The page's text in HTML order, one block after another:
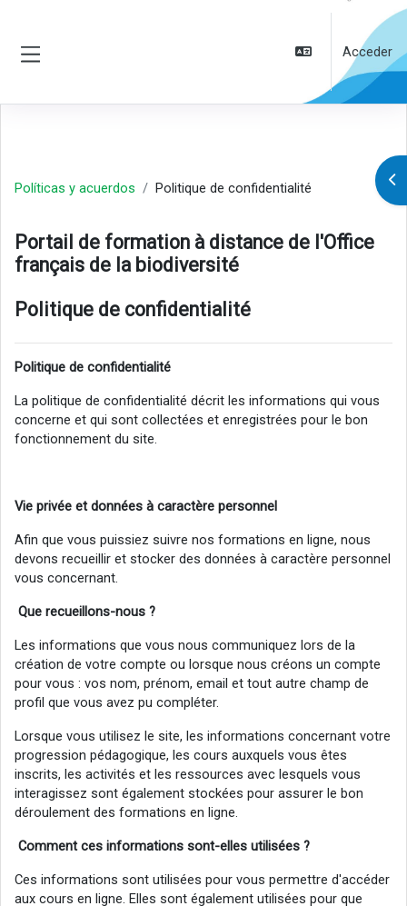
Acceder
Políticas y acuerdos Politique de confidentialité
Portail de formation à distance de l'Office
français de la biodiversité
Politique de confidentialité
Politique de confidentialité
La politique de confidentialité décrit les informations qui vous
concerne et qui sont collectées et enregistrées pour le bon
fonctionnement du site.
Vie privée et données à caractère personnel
Afin que vous puissiez suivre nos formations en ligne, nous
devons recueillir et stocker des données à caractère personnel
vous concernant.
Que recueillons-nous ?
Les informations que vous nous communiquez lors de la
création de votre compte ou lorsque nous créons un compte
pour vous : vos nom, prénom, email et tout autre champ de
profil que vous avez pu compléter.
Lorsque vous utilisez le site, les informations concernant votre
progression pédagogique, les cours auxquels vous êtes
inscrits, les activités et les ressources avec lesquels vous
interagissez sont également stockées pour assurer le bon
déroulement des formations en ligne.
Comment ces informations sont-elles utilisées ?
Ces informations sont utilisées pour vous permettre d'accéder
aux cours en ligne. Elles sont également utilisées pour que